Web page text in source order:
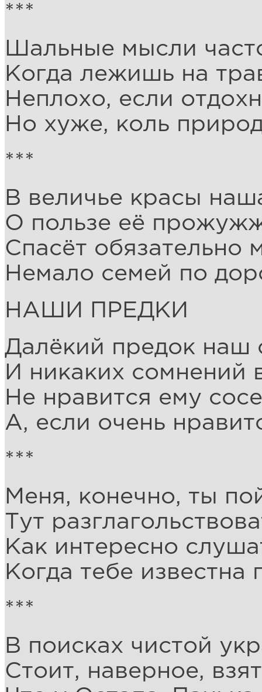
***
Шальные мысли
Когда лежишь на
Неплохо, если
Но хуже, коль
***
В величье красы
О пользе её
Спасёт обязательно
Немало семей по
НАШИ ПРЕДКИ
Далёкий предок наш
И никаких сомнений
Не нравится ему
А, если очень
***
Меня, конечно, ты
Тут
Как интересно
Когда тебе известна
***
В поисках чистой
Стоит, наверное,